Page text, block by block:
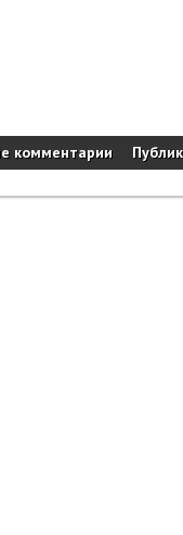
комментарии